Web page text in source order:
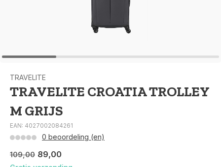
TRAVELITE
TRAVELITE CROATIA TROLLEY
M GRIJS
EAN: 4027002084261
0 beoordeling (en)
109,00 89,00